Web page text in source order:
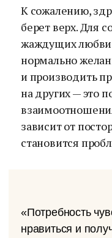
К сожалению,
берет верх. Для
жаждущих любви
нормально
и производить
на других — это
зависит от
становится
«Потребность
нравиться и